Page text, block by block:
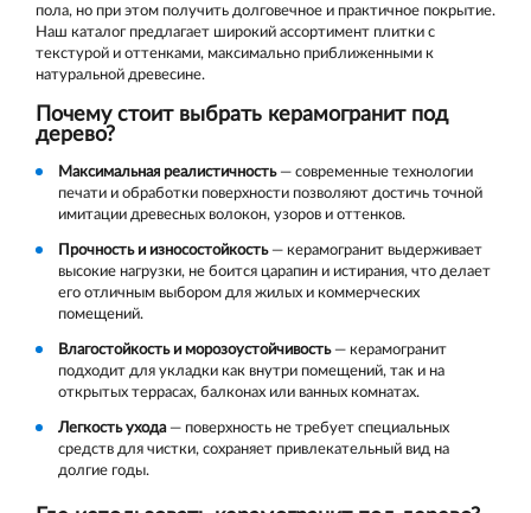
пола, но при этом получить долговечное и практичное покрытие.
Наш каталог предлагает широкий ассортимент плитки с
текстурой и оттенками, максимально приближенными к
натуральной древесине.
Почему стоит выбрать керамогранит под
дерево?
Максимальная реалистичность— современные технологии
печати и обработки поверхности позволяют достичь точной
имитации древесных волокон, узоров и оттенков.
Прочность и износостойкость— керамогранит выдерживает
высокие нагрузки, не боится царапин и истирания, что делает
его отличным выбором для жилых и коммерческих
помещений.
Влагостойкость и морозоустойчивость— керамогранит
подходит для укладки как внутри помещений, так и на
открытых террасах, балконах или ванных комнатах.
Легкость ухода— поверхность не требует специальных
средств для чистки, сохраняет привлекательный вид на
долгие годы.